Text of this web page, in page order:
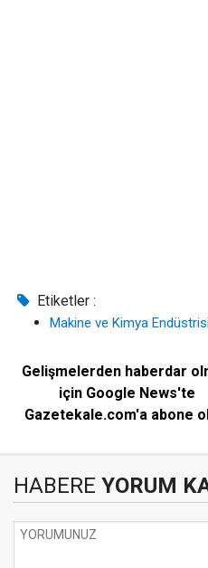
Etiketler :
Makine ve Kimya
Gelişmelerden haberdar
için Google News'te
Gazetekale.com'a abone
HABERE YORUM